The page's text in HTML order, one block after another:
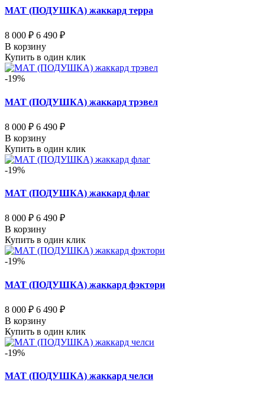
МАТ (ПОДУШКА) жаккард терра
8 000 ₽ 6 490 ₽
В корзину
Купить в один клик
-19%
МАТ (ПОДУШКА) жаккард трэвел
8 000 ₽ 6 490 ₽
В корзину
Купить в один клик
-19%
МАТ (ПОДУШКА) жаккард флаг
8 000 ₽ 6 490 ₽
В корзину
Купить в один клик
-19%
МАТ (ПОДУШКА) жаккард фэктори
8 000 ₽ 6 490 ₽
В корзину
Купить в один клик
-19%
МАТ (ПОДУШКА) жаккард челси